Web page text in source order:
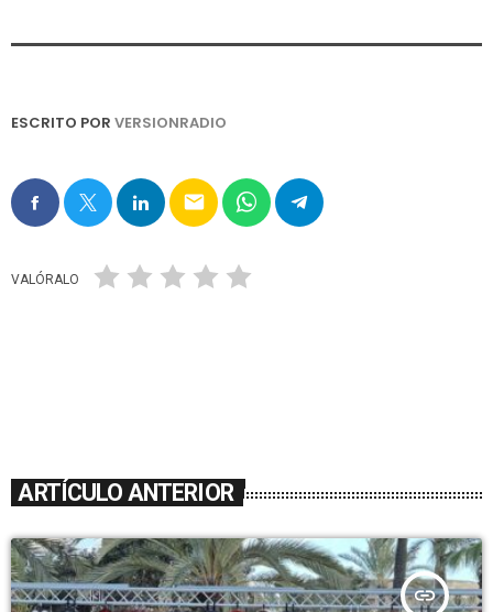
ESCRITO POR VERSIONRADIO
email
VALÓRALO
ARTÍCULO ANTERIOR
insert_link